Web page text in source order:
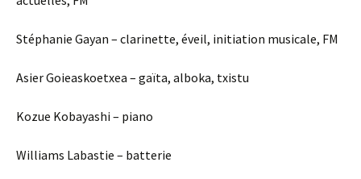
Stéphanie Gayan – clarinette, éveil, initiation musicale, FM
Asier Goieaskoetxea – gaïta, alboka, txistu
Kozue Kobayashi – piano
Williams Labastie – batterie